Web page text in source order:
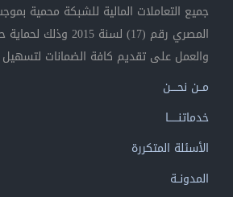
جميع التعاملات المالية للشبكة محمية
المصري رقم (17) لسنة
والعمل على تقديم كافة الضمانات لتسهيل
مــن نحــــن
خدماتنــــــا
الأسئلة المتكررة
المدونــة